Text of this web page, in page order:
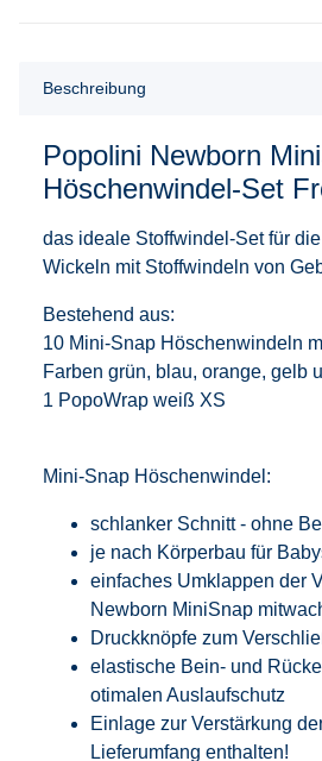
Beschreibung
Popolini Newborn
Höschenwindel-Set
das ideale Stoffwindel-Set für
Wickeln mit Stoffwindeln von
Bestehend aus:
10 Mini-Snap Höschenwindeln
Farben grün, blau, orange, gelb
1 PopoWrap weiß XS
Mini-Snap Höschenwindel:
schlanker Schnitt - ohne
je nach Körperbau für
einfaches Umklappen der
Newborn MiniSnap
Druckknöpfe zum
elastische Bein- und
otimalen Auslaufschutz
Einlage zur Verstärkung
Lieferumfang enthalten!